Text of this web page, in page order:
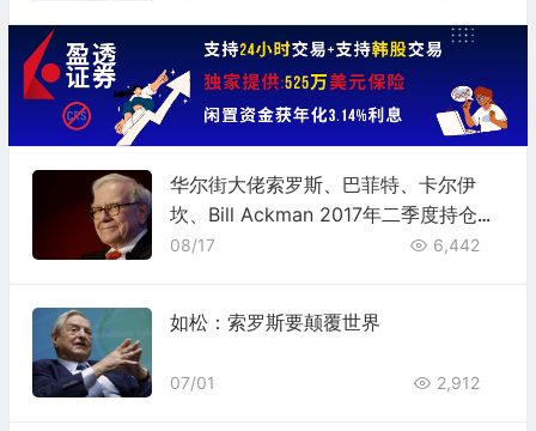
华尔街大佬索罗斯、巴菲特、卡尔伊
坎、Bill Ackman 2017年二季度持仓及
仓位变动
08/17 6,442
如松：索罗斯要颠覆世界
07/01 2,912